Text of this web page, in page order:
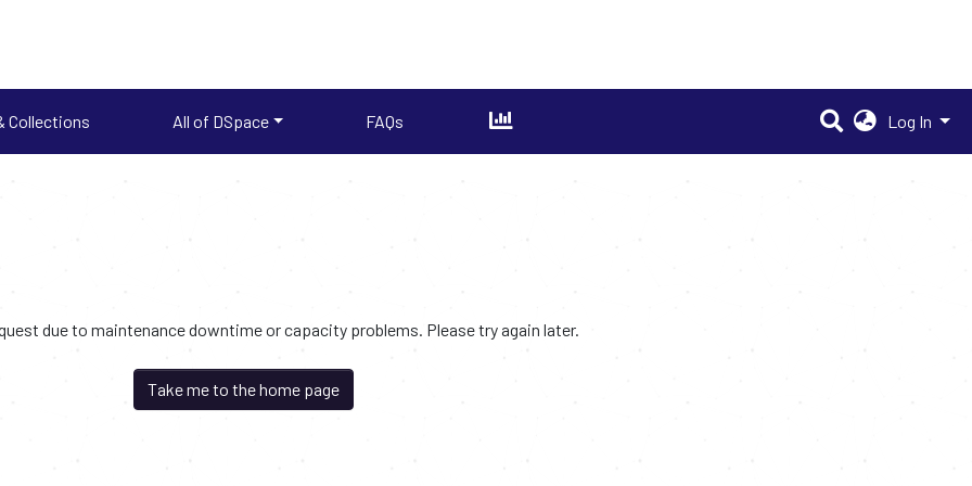
Collections All of DSpace FAQs Log In
due to maintenance downtime or capacity problems. Please try again later.
Take me to the home page